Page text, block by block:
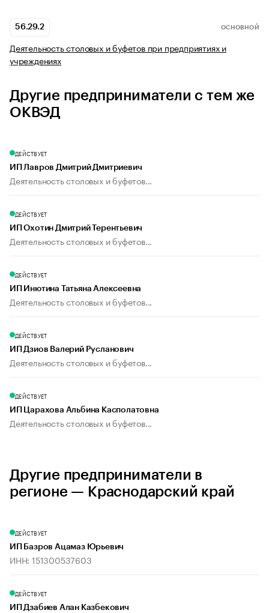
56.29.2 ОСНОВНОЙ
Деятельность столовых и буфетов при предприятиях и
учреждениях
Другие предприниматели с тем же
ОКВЭД
ДЕЙСТВУЕТ
ИП Лавров Дмитрий Дмитриевич
Деятельность столовых и буфетов...
ДЕЙСТВУЕТ
ИП Охотин Дмитрий Терентьевич
Деятельность столовых и буфетов...
ДЕЙСТВУЕТ
ИП Инютина Татьяна Алексеевна
Деятельность столовых и буфетов...
ДЕЙСТВУЕТ
ИП Дзиов Валерий Русланович
Деятельность столовых и буфетов...
ДЕЙСТВУЕТ
ИП Царахова Альбина Касполатовна
Деятельность столовых и буфетов...
Другие предприниматели в
регионе — Краснодарский край
ДЕЙСТВУЕТ
ИП Базров Ацамаз Юрьевич
ИНН: 151300537603
ДЕЙСТВУЕТ
ИП Дзабиев Алан Казбекович